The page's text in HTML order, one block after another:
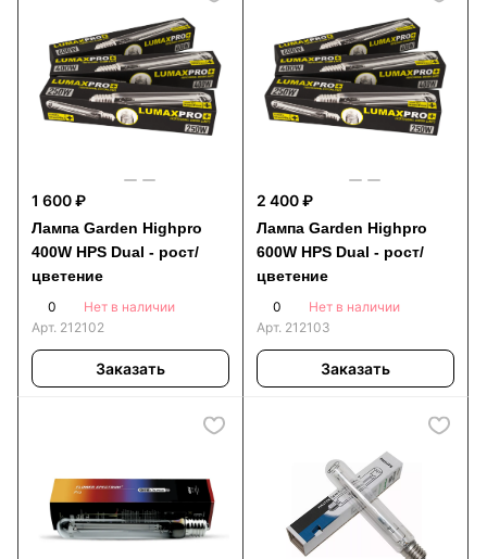
1 600 ₽
Лампа Garden Highpro
400W HPS Dual - рост/
цветение
0
Нет в наличии
Арт. 212102
Заказать
2 400 ₽
Лампа Garden Highpro
600W HPS Dual - рост/
цветение
0
Нет в наличии
Арт. 212103
Заказать